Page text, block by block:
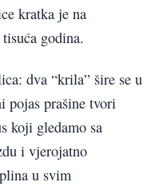
kratka je na
godina.
dva “krila” šire se u
pojas prašine tvori
koji gledamo sa
i vjerojatno
u svim